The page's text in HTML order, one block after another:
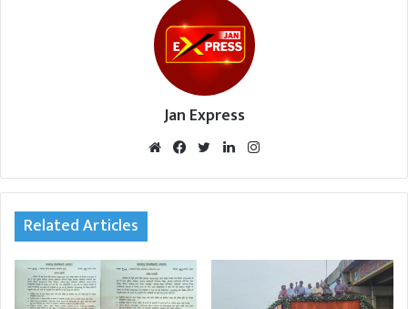
Jan Express
We
te
Fac
oo
Twi
r
Lin
In am
Related Articles